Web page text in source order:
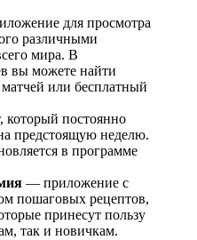
для просмотра
различными
мира. В
вы можете найти
или бесплатный
постоянно
предстоящую неделю.
в программе
— приложение с
пошаговых рецептов,
принесут пользу
так и новичкам.